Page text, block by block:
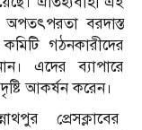
অপতৎপরতা বরদাস্ত
গঠনকারীদের
এদের ব্যাপারে
আকর্ষন করেন।
প্রেসক্লাবের